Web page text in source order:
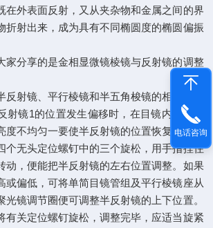
在外表面反射，又从夹杂物和金属之间的界
折射出来，成为具有不同椭圆度的椭圆偏振
分享的是金相显微镜棱镜与反射镜的调整
射镜、平行棱镜和半五角梭镜的相互位置
射镜1的位置发生偏移时，在目镜内将观察
度不均匀一要使半反射镜的位置恢复主常，
个无头定位螺钉中的三个旋松，用手指捏住
动，便能把半反射镜的左右位置调整。如果
或偏低，可将单简目镜管组及平行棱镜座从
光镜调节圈便可调整半反射镜的上下位置。
有关定位螺钉旋松，调整完毕，应适当旋紧
电话咨询